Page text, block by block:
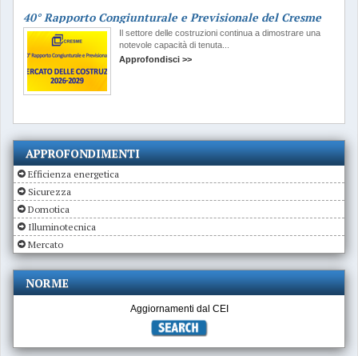
40° Rapporto Congiunturale e Previsionale del Cresme
Il settore delle costruzioni continua a dimostrare una
notevole capacità di tenuta...
Approfondisci >>
APPROFONDIMENTI
Efficienza energetica
Sicurezza
Domotica
Illuminotecnica
Mercato
NORME
Aggiornamenti dal CEI